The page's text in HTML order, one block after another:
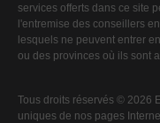
services offerts dans ce site
l'entremise des conseillers
lesquels ne peuvent entrer
ou des provinces où ils sont
Tous droits réservés © 2026
uniques de nos pages